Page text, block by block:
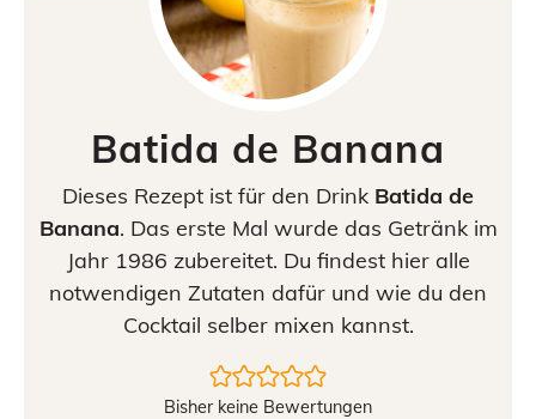
Batida de Banana
Dieses Rezept ist für den Drink Batida de
Banana. Das erste Mal wurde das Getränk im
Jahr 1986 zubereitet. Du findest hier alle
notwendigen Zutaten dafür und wie du den
Cocktail selber mixen kannst.
Bisher keine Bewertungen